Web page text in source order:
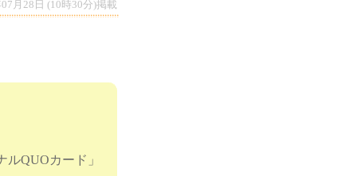
月28日 (10時30分)掲載
QUOカード」